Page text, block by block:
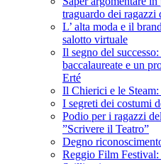
traguardo dei ragazzi
L’ alta moda e il
salotto virtuale
Il segno del
baccalaureate e un
Erté
Il Chierici e le
I segreti dei costumi
Podio per i ragazzi
”Scrivere il Teatro”
Degno
Reggio Film